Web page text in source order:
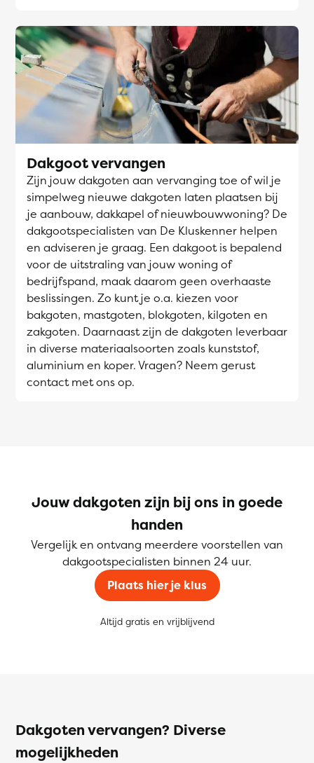
Dakgoot vervangen
Zijn jouw dakgoten aan vervanging toe of wil je
simpelweg nieuwe dakgoten laten plaatsen bij
je aanbouw, dakkapel of nieuwbouwwoning? De
dakgootspecialisten van De Kluskenner helpen
en adviseren je graag. Een dakgoot is bepalend
voor de uitstraling van jouw woning of
bedrijfspand, maak daarom geen overhaaste
beslissingen. Zo kunt je o.a. kiezen voor
bakgoten, mastgoten, blokgoten, kilgoten en
zakgoten. Daarnaast zijn de dakgoten leverbaar
in diverse materiaalsoorten zoals kunststof,
aluminium en koper. Vragen? Neem gerust
contact met ons op.
Jouw dakgoten zijn bij ons in goede
handen
Vergelijk en ontvang meerdere voorstellen van
dakgootspecialisten binnen 24 uur.
Plaats hier je klus
Altijd gratis en vrijblijvend
Dakgoten vervangen? Diverse
mogelijkheden